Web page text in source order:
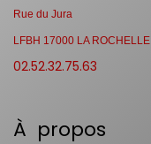
Rue du Jura
LFBH 17000 LA ROCHELLE
02.52.32.75.63
À propos